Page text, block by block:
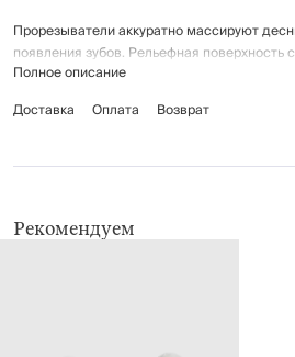
Прорезыватели аккуратно массируют
появления зубов. Рельефная поверхность
мелкой моторики.
Можно мыть в посудомоечной машине.
Полное описание
Доставка
Оплата Возврат
Рекомендуем